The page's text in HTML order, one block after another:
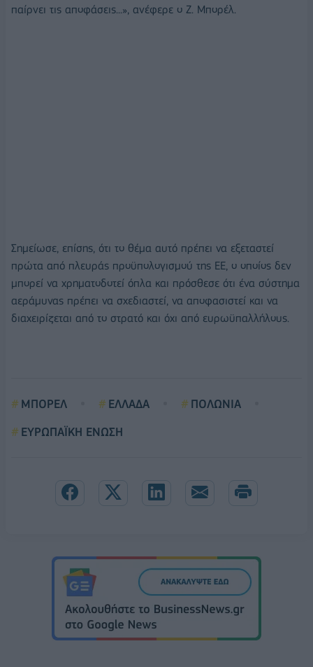
παίρνει τις αποφάσεις...», ανέφερε ο Ζ. Μπορέλ.
Σημείωσε, επίσης, ότι το θέμα αυτό πρέπει να εξεταστεί
πρώτα από πλευράς προϋπολογισμού της ΕΕ, ο οποίος δεν
μπορεί να χρηματοδοτεί όπλα και πρόσθεσε ότι ένα σύστημα
αεράμυνας πρέπει να σχεδιαστεί, να αποφασιστεί και να
διαχειρίζεται από το στρατό και όχι από ευρωϋπαλλήλους.
ΜΠΟΡΕΛ ΕΛΛΑΔΑ
ΠΟΛΩΝΙΑ
ΕΥΡΩΠΑΪΚΗ ΕΝΩΣΗ